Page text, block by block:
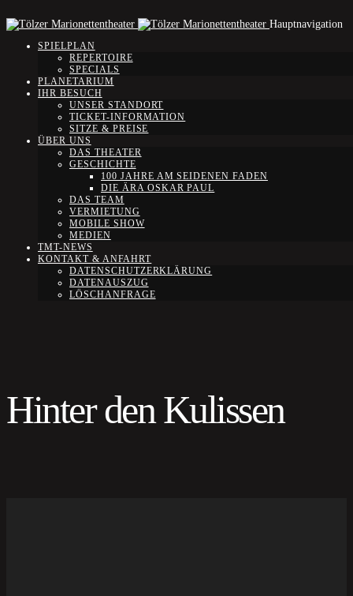
Hauptnavigation
SPIELPLAN
REPERTOIRE
SPECIALS
PLANETARIUM
IHR BESUCH
UNSER STANDORT
TICKET-INFORMATION
SITZE & PREISE
ÜBER UNS
DAS THEATER
GESCHICHTE
100 JAHRE AM SEIDENEN FADEN
DIE ÄRA OSKAR PAUL
DAS TEAM
VERMIETUNG
MOBILE SHOW
MEDIEN
TMT-NEWS
KONTAKT & ANFAHRT
DATENSCHUTZERKLÄRUNG
DATENAUSZUG
LÖSCHANFRAGE
Hinter den Kulissen